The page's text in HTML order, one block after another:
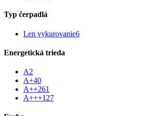
Typ čerpadlá
Len vykurovanie6
Energetická trieda
A2
A+40
A++261
A+++127